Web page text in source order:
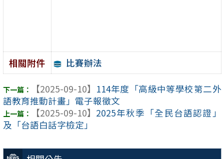
相關附件 比賽辦法
【2025-09-10】 114年度「高級中等學校第二外
語教育推動計畫」電子報徵文
【2025-09-10】 2025年秋季「全民台語認證」
及「台語白話字檢定」